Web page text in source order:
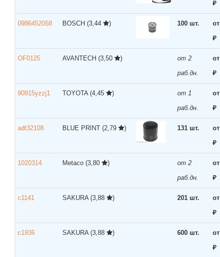
₽
0986452058 BOSCH (3,44 ) 100 шт.
₽
OF0125 AVANTECH (3,50 )
от 2
раб.дн.
₽
90915yzzj1 TOYOTA (4,45 )
от 1
раб.дн.
₽
adt32108 BLUE PRINT (2,79 ) 131 шт.
₽
1020314 Metaco (3,80 )
от 2
раб.дн.
₽
c1141 SAKURA (3,88 ) 201 шт.
₽
c1936 SAKURA (3,88 ) 600 шт.
₽